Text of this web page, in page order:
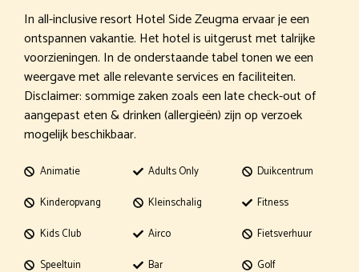
In all-inclusive resort Hotel Side Zeugma ervaar je een
ontspannen vakantie. Het hotel is uitgerust met talrijke
voorzieningen. In de onderstaande tabel tonen we een
weergave met alle relevante services en faciliteiten.
Disclaimer: sommige zaken zoals een late check-out of
aangepast eten & drinken (allergieën) zijn op verzoek
mogelijk beschikbaar.
Animatie
Kinderopvang
Kids Club
Speeltuin
Adults Only
Kleinschalig
Airco
Bar
Duikcentrum
Fitness
Fietsverhuur
Golf